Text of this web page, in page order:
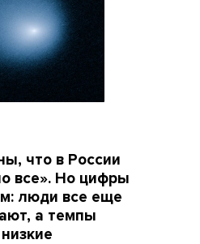
что в России
все». Но цифры
люди все еще
а темпы